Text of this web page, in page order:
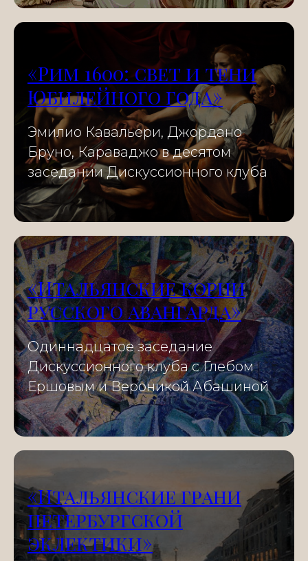
«Рим 1600: свет и тени
Юбилейного года»
Эмилио Кавальери, Джордано
Бруно, Караваджо в десятом
заседании Дискуссионного клуба
«Итальянские корни
русского авангарда»
Одиннадцатое заседание
Дискуссионного клуба c Глебом
Ершовым и Вероникой Абашиной
«Итальянские грани
петербургской
эклектики»